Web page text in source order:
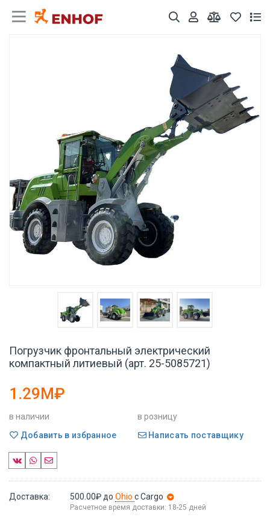
Погрузчик фронтальный электрический
компактный литиевый (арт. 25-5085721)
1.29M₽
в наличии
в розницу
Добавить в избранное
Написать поставщику
Доставка: 500.00₽ до Ohio с Cargo
Расчетное время доставки: 18-25 дней